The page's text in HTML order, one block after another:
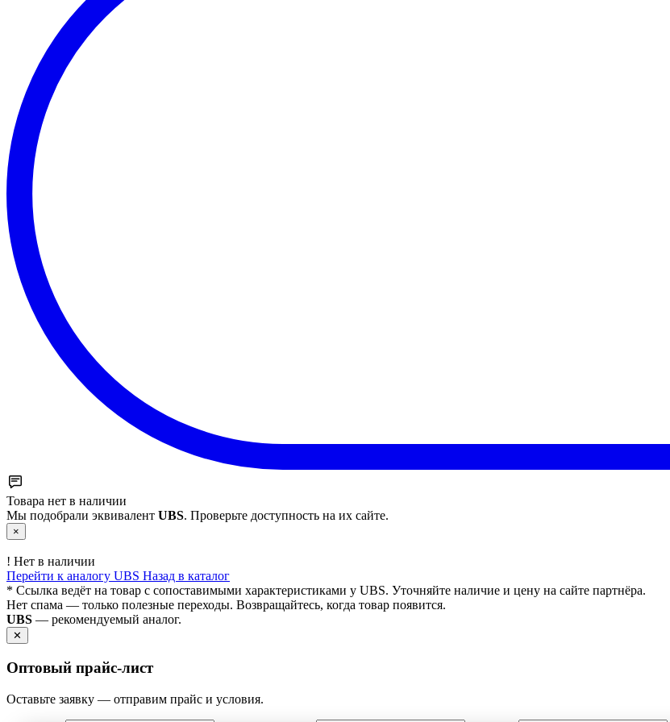
Товара нет в наличии
Мы подобрали эквивалент UBS. Проверьте доступность на их сайте.
×
! Нет в наличии
Перейти к аналогу UBS Назад в каталог
* Ссылка ведёт на товар с сопоставимыми характеристиками у UBS. Уточняйте наличие и цену на сайте партнёра.
Нет спама — только полезные переходы. Возвращайтесь, когда товар появится.
UBS — рекомендуемый аналог.
✕
Оптовый прайс‑лист
Оставьте заявку — отправим прайс и условия.